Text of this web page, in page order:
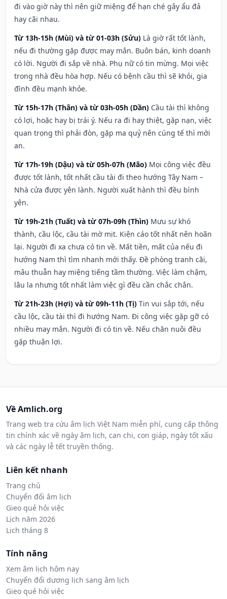
đi vào giờ này thì nên giữ miệng để hạn ché gây ẩu đả
hay cãi nhau.
Từ 13h-15h (Mùi) và từ 01-03h (Sửu) Là giờ rất tốt lành,
nếu đi thường gặp được may mắn. Buôn bán, kinh doanh
có lời. Người đi sắp về nhà. Phụ nữ có tin mừng. Mọi việc
trong nhà đều hòa hợp. Nếu có bệnh cầu thì sẽ khỏi, gia
đình đều mạnh khỏe.
Từ 15h-17h (Thân) và từ 03h-05h (Dần) Cầu tài thì không
có lợi, hoặc hay bị trái ý. Nếu ra đi hay thiệt, gặp nạn, việc
quan trọng thì phải đòn, gặp ma quỷ nên cúng tế thì mới
an.
Từ 17h-19h (Dậu) và từ 05h-07h (Mão) Mọi công việc đều
được tốt lành, tốt nhất cầu tài đi theo hướng Tây Nam –
Nhà cửa được yên lành. Người xuất hành thì đều bình
yên.
Từ 19h-21h (Tuất) và từ 07h-09h (Thìn) Mưu sự khó
thành, cầu lộc, cầu tài mờ mịt. Kiện cáo tốt nhất nên hoãn
lại. Người đi xa chưa có tin về. Mất tiền, mất của nếu đi
hướng Nam thì tìm nhanh mới thấy. Đề phòng tranh cãi,
mâu thuẫn hay miệng tiếng tầm thường. Việc làm chậm,
lâu la nhưng tốt nhất làm việc gì đều cần chắc chắn.
Từ 21h-23h (Hợi) và từ 09h-11h (Tị) Tin vui sắp tới, nếu
cầu lộc, cầu tài thì đi hướng Nam. Đi công việc gặp gỡ có
nhiều may mắn. Người đi có tin về. Nếu chăn nuôi đều
gặp thuận lợi.
Về Amlich.org
Trang web tra cứu âm lịch Việt Nam miễn phí, cung cấp thông
tin chính xác về ngày âm lịch, can chi, con giáp, ngày tốt xấu
và các ngày lễ tết truyền thống.
Liên kết nhanh
Trang chủ
Chuyển đổi âm lịch
Gieo quẻ hỏi việc
Lịch năm 2026
Lịch tháng 8
Tính năng
Xem âm lịch hôm nay
Chuyển đổi dương lịch sang âm lịch
Gieo quẻ hỏi việc